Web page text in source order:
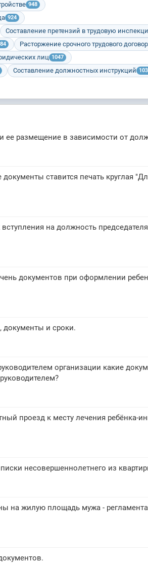
948
924
Составление претензий в трудовую
Расторжение срочного трудового
лиц 1047
Составление должностных инструкций
ее размещение в зависимости от
ставится печать круглая
на должность председателя
документов при оформлении
документы и сроки.
организации какие
проезд к месту лечения ребёнка-
несовершеннолетнего из
на жилую площадь мужа -